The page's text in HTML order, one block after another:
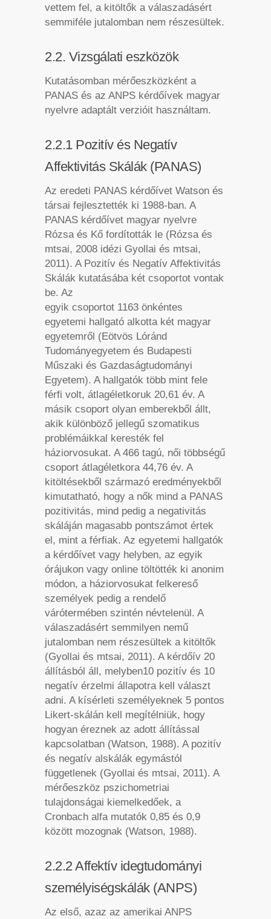
vettem fel, a kitöltők a válaszadásért
semmiféle jutalomban nem részesültek.
2.2. Vizsgálati eszközök
Kutatásomban mérőeszközként a
PANAS és az ANPS kérdőívek magyar
nyelvre adaptált verzióit használtam.
2.2.1 Pozitív és Negatív
Affektivitás Skálák (PANAS)
Az eredeti PANAS kérdőívet Watson és
társai fejlesztették ki 1988-ban. A
PANAS kérdőívet magyar nyelvre
Rózsa és Kő fordították le (Rózsa és
mtsai, 2008 idézi Gyollai és mtsai,
2011). A Pozitív és Negatív Affektivitás
Skálák kutatásába két csoportot vontak
be. Az
egyik csoportot 1163 önkéntes
egyetemi hallgató alkotta két magyar
egyetemről (Eötvös Lóránd
Tudományegyetem és Budapesti
Műszaki és Gazdaságtudományi
Egyetem). A hallgatók több mint fele
férfi volt, átlagéletkoruk 20,61 év. A
másik csoport olyan emberekből állt,
akik különböző jellegű szomatikus
problémáikkal keresték fel
háziorvosukat. A 466 tagú, női többségű
csoport átlagéletkora 44,76 év. A
kitöltésekből származó eredményekből
kimutatható, hogy a nők mind a PANAS
pozitivitás, mind pedig a negativitás
skáláján magasabb pontszámot értek
el, mint a férfiak. Az egyetemi hallgatók
a kérdőívet vagy helyben, az egyik
órájukon vagy online töltötték ki anonim
módon, a háziorvosukat felkereső
személyek pedig a rendelő
várótermében szintén névtelenül. A
válaszadásért semmilyen nemű
jutalomban nem részesültek a kitöltők
(Gyollai és mtsai, 2011). A kérdőív 20
állításból áll, melyben10 pozitív és 10
negatív érzelmi állapotra kell választ
adni. A kísérleti személyeknek 5 pontos
Likert-skálán kell megítélniük, hogy
hogyan éreznek az adott állítással
kapcsolatban (Watson, 1988). A pozitív
és negatív alskálák egymástól
függetlenek (Gyollai és mtsai, 2011). A
mérőeszköz pszichometriai
tulajdonságai kiemelkedőek, a
Cronbach alfa mutatók 0,85 és 0,9
között mozognak (Watson, 1988).
2.2.2 Affektív idegtudományi
személyiségskálák (ANPS)
Az első, azaz az amerikai ANPS